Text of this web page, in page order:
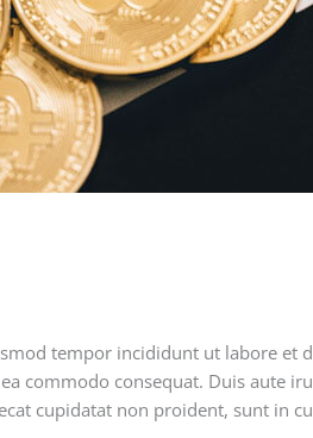
tempor incididunt ut labore et
commodo consequat. Duis aute
cupidatat non proident, sunt in